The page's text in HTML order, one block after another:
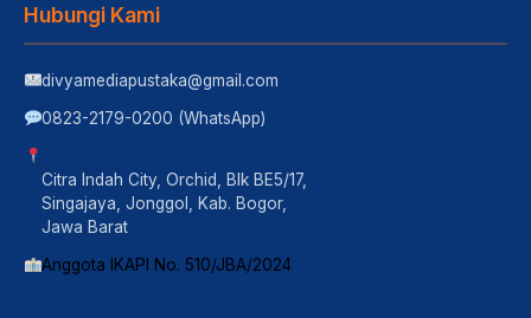
Hubungi Kami
divyamediapustaka@gmail.com
0823-2179-0200 (WhatsApp)
Citra Indah City, Orchid, Blk BE5/17,
Singajaya, Jonggol, Kab. Bogor,
Jawa Barat
Anggota IKAPI No. 510/JBA/2024